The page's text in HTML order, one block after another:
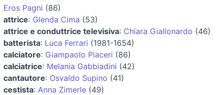
Eros Pagni (86)
attrice: Glenda Cima (53)
attrice e conduttrice televisiva: Chiara Giallonardo (46)
batterista: Luca Ferrari (1981-1654)
calciatore: Giampaolo Piaceri (86)
calciatrice: Melania Gabbiadini (42)
cantautore: Osvaldo Supino (41)
cestista: Anna Zimerle (49)